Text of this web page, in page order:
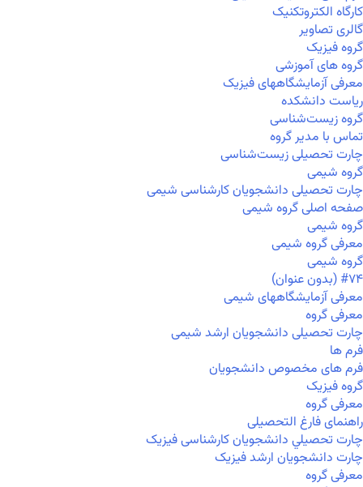
کارگاه الکتروتکنیک
گالری تصاویر
گروه فیزیک
گروه های آموزشی
معرفی آزمایشگاههای فیزیک
ریاست دانشکده
گروه زیست‌شناسی
تماس با مدیر گروه
چارت تحصیلی زیست‌شناسی
گروه شیمی
چارت تحصیلی دانشجویان کارشناسی شیمی
صفحه اصلی گروه شیمی
گروه شیمی
معرفی گروه شیمی
گروه شیمی
#۷۴ (بدون عنوان)
معرفی آزمایشگاههای شیمی
معرفی گروه
چارت تحصیلی دانشجویان ارشد شیمی
فرم ها
فرم های مخصوص دانشجویان
گروه فیزیک
معرفی گروه
راهنمای فارغ التحصیلی
چارت تحصيلي دانشجویان کارشناسی فیزیک
چارت دانشجویان ارشد فیزیک
معرفی گروه